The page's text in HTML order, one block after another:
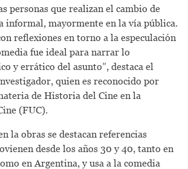
personas que realizan el cambio de
informal, mayormente en la vía pública.
reflexiones en torno a la especulación
fue ideal para narrar lo
y errático del asunto”, destaca el
quien es reconocido por
de Historia del Cine en la
(FUC).
la obras se destacan referencias
desde los años 30 y 40, tanto en
en Argentina, y usa a la comedia